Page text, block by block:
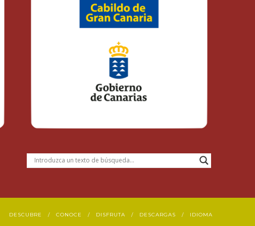
DESCUBRE CONOCE DISFRUTA DESCARGAS IDIOMA